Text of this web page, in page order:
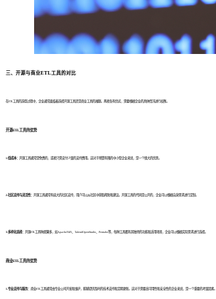
三、 开源与商业ETL工具的对比
在ETL工具的选型过程中，企业通常面临着选择开源工具还是商业工具的难题。两者各有优劣，需要根据企业的具体情况进行权衡。
开源ETL工具的优势
1.低成本： 开源工具通常是免费的，或者只需支付少量的支持费用。这对于预算有限的中小型企业来说，是一个很大的优势。
2.社区支持与灵活性： 开源工具通常有庞大的社区支持，用户可以从社区中获取帮助和建议。开源工具的代码是公开的，企业可以根据自身需求进行定制。
3.多样化选择： 开源ETL工具种类繁多，如ApacheNiFi、TalendOpenStudio、Pentaho等，每种工具都有其独特的功能和适用场景，企业可以根据实际需求进行选择。
商业ETL工具的优势
1.专业支持与服务： 商业ETL工具通常由专业公司开发和维护，能够提供及时的技术支持和定期更新。这对于需要高可用性和安全性的企业来说，是一个重要的考量因素。